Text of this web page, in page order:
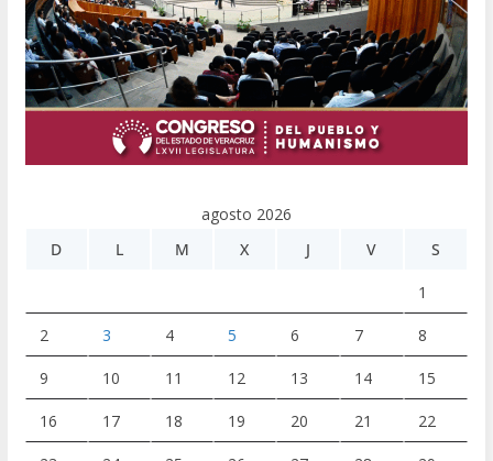
agosto 2026
D
L M X J V S
1
2 3 4 5 6 7 8
9 10 11 12 13 14 15
16 17 18 19 20 21 22